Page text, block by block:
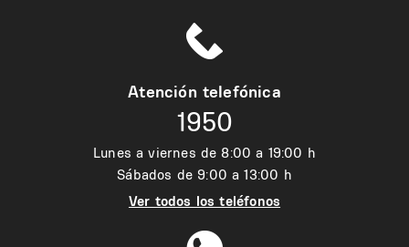
Atención telefónica
1950
Lunes a viernes de 8:00 a 19:00 h
Sábados de 9:00 a 13:00 h
Ver todos los teléfonos